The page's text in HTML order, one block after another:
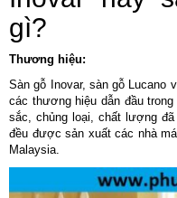
gì?
Thương hiệu:
Sàn gỗ Inovar, sàn gỗ Lucano
các thương hiệu dẫn đầu
sắc, chủng loại, chất lượng
đều được sản xuất các nhà
Malaysia.